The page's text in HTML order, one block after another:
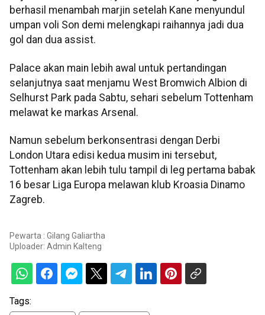
berhasil menambah marjin setelah Kane menyundul
umpan voli Son demi melengkapi raihannya jadi dua
gol dan dua assist.
Palace akan main lebih awal untuk pertandingan
selanjutnya saat menjamu West Bromwich Albion di
Selhurst Park pada Sabtu, sehari sebelum Tottenham
melawat ke markas Arsenal.
Namun sebelum berkonsentrasi dengan Derbi
London Utara edisi kedua musim ini tersebut,
Tottenham akan lebih tulu tampil di leg pertama babak
16 besar Liga Europa melawan klub Kroasia Dinamo
Zagreb.
Pewarta : Gilang Galiartha
Uploader: Admin Kalteng
Tags: